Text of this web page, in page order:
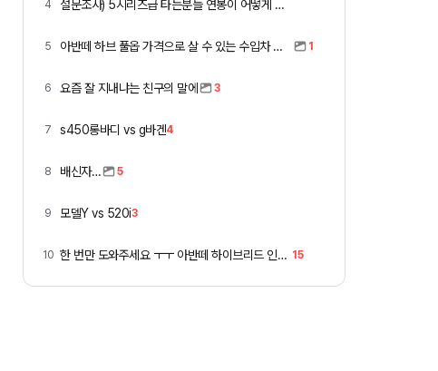
4 설문조사) 5시리즈급 타는분들 연봉이 어떻게 되세요
5 아반떼 하브 풀옵 가격으로 살 수 있는 수입차 모아봄 1
6 요즘 잘 지내냐는 친구의 말에 3
7 s450롱바디 vs g바겐4
8 배신자… 5
9 모델Y vs 520i3
10 한 번만 도와주세요 ㅜㅜ 아반떼 하이브리드 인스 vs 폭스바겐 골프 15